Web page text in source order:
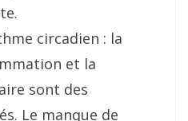
circadien : la
et la
sont des
Le manque de